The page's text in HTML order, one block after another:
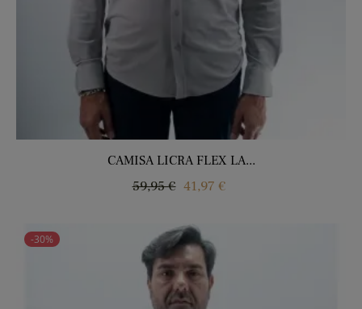
CAMISA LICRA FLEX LA...
Precio
59,95 € Precio
41,97 €
-30%